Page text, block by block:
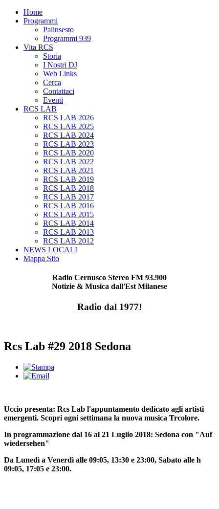
Home
Programmi
Palinsesto
Programmi 939
Vita RCS
Storia
I Nostri DJ
Web Links
Cerca
Contattaci
Eventi
RCS LAB
RCS LAB 2026
RCS LAB 2025
RCS LAB 2024
RCS LAB 2023
RCS LAB 2020
RCS LAB 2022
RCS LAB 2021
RCS LAB 2019
RCS LAB 2018
RCS LAB 2017
RCS LAB 2016
RCS LAB 2015
RCS LAB 2014
RCS LAB 2013
RCS LAB 2012
NEWS LOCALI
Mappa Sito
Radio Cernusco Stereo FM 93.900
Notizie & Musica dall'Est Milanese
Radio dal 1977!
Rcs Lab #29 2018 Sedona
Uccio presenta: Rcs Lab l'appuntamento dedicato agli artisti
emergenti. Scopri ogni settimana la nuova musica Trcolore.
In programmazione dal 16 al 21 Luglio 2018: Sedona con "Auf
wiedersehen"
Da Lunedì a Venerdì alle 09:05, 13:30 e 23:00, Sabato alle h
09:05, 17:05 e 23:00.